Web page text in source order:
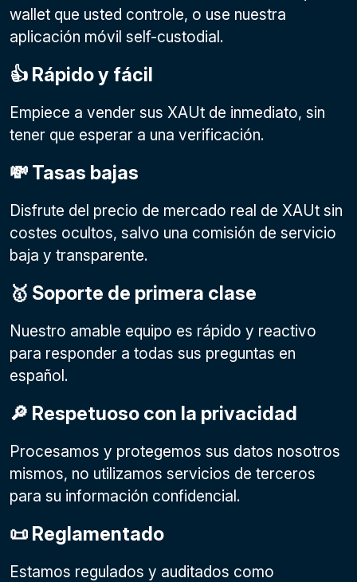
wallet que usted controle, o use nuestra
aplicación móvil self-custodial.
👍 Rápido y fácil
Empiece a vender sus XAUt de inmediato, sin
tener que esperar a una verificación.
💸 Tasas bajas
Disfrute del precio de mercado real de XAUt sin
costes ocultos, salvo una comisión de servicio
baja y transparente.
🥇 Soporte de primera clase
Nuestro amable equipo es rápido y reactivo
para responder a todas sus preguntas en
español.
🔎 Respetuoso con la privacidad
Procesamos y protegemos sus datos nosotros
mismos, no utilizamos servicios de terceros
para su información confidencial.
📜 Reglamentado
Estamos regulados y auditados como